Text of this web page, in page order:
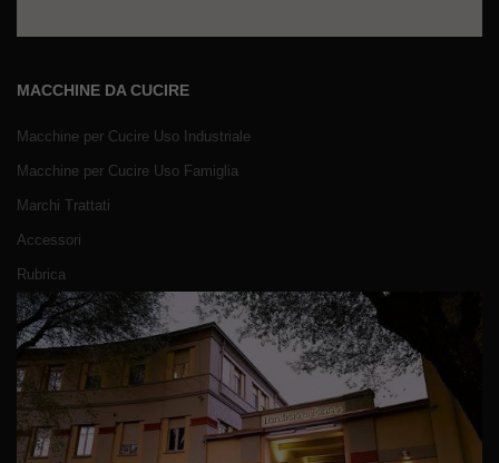
MACCHINE DA CUCIRE
Macchine per Cucire Uso Industriale
Macchine per Cucire Uso Famiglia
Marchi Trattati
Accessori
Rubrica